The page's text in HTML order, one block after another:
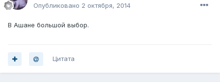
Опубликовано 2 октября, 2014
В Ашане большой выбор.
Цитата